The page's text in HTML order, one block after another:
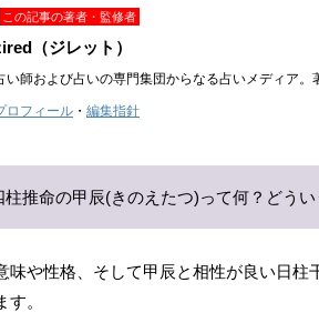
この記事の著者・監修者
（ジレット）
い師および占いの専門集団からなる占いメディア。
ロフィール ・ 編集指針
柱推命の甲辰(きのえたつ)って何？どう
味や性格、そして甲辰と相性が良い日
。